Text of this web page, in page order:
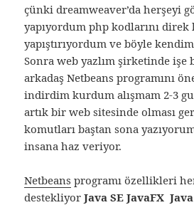
çünki dreamweaver’da herşeyi
yapıyordum php kodlarını direk
yapıştırıyordum ve böyle
Sonra web yazlım şirketinde işe
arkadaş Netbeans programını
indirdim kurdum alışmam 2-3
artık bir web sitesinde olması
komutları baştan sona
insana haz veriyor.
Netbeans programı özellikleri
destekliyor Java SE JavaFX